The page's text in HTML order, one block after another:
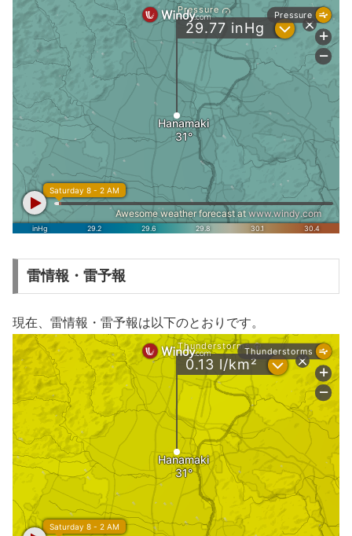
雷情報・雷予報
現在、雷情報・雷予報は以下のとおりです。